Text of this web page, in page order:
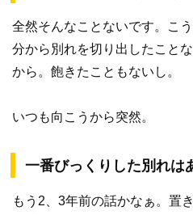
全然そんなことないです。こ
分から別れを切り出したこと
から。飽きたこともないし。
いつも向こうから突然。
一番びっくりした別れは
もう2、3年前の話かなぁ。置